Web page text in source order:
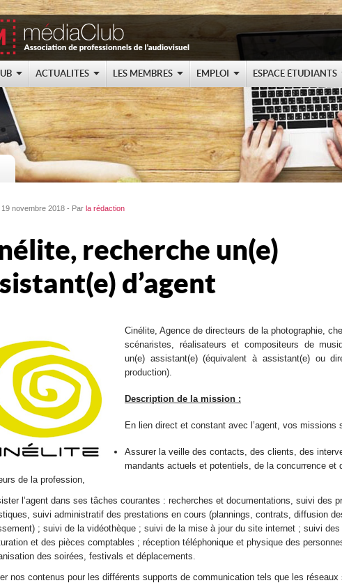
ACTUALITES LES MEMBRES EMPLOI ESPACE ÉTUDIANTS
19 novembre 2018 - Par la rédaction
recherche un(e)
d’agent
Cinélite, Agence de directeurs de la photographie,
scénaristes, réalisateurs et compositeurs de
un(e) assistant(e) (équivalent à assistant(e) ou
production).
Description de la mission :
En lien direct et constant avec l’agent, vos missions
Assurer la veille des contacts, des clients, des
mandants actuels et potentiels, de la concurrence et
de la profession,
l’agent dans ses tâches courantes : recherches et documentations, suivi des
suivi administratif des prestations en cours (plannings, contrats, diffusion
; suivi de la vidéothèque ; suivi de la mise à jour du site internet ; suivi des
et des pièces comptables ; réception téléphonique et physique des
des soirées, festivals et déplacements.
nos contenus pour les différents supports de communication tels que les réseaux